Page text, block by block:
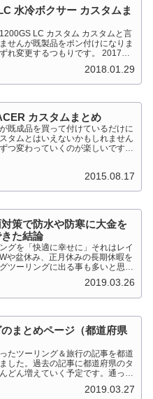
水冷ボクサー カスタムま
LC カスタム カスタムと言
せんが既製品をポン付けになりま
れ変更するつもりです。 2017
2018.01.29
カスタムまとめ
既成品を買って付けているだけに
タムとはいえないかもしれません
つ変わっていくのが楽しいです。
2015.08.17
策で防水や防寒に大金を
た結論
グを「快適に幸せに」それはレイ
や盆休み、正月休みの長期休暇を
ツーリングに出る事も多いと思い
しも1日２日ずっと降り続ける雨が
んな...
2019.03.26
まとめページ（都道府県
たツーリング＆旅行の記事を都道
した。過去の記事に都道府県のタ
どん増えていく予定です。通った
てなかなか難しいですね、能登半
2019.03.27